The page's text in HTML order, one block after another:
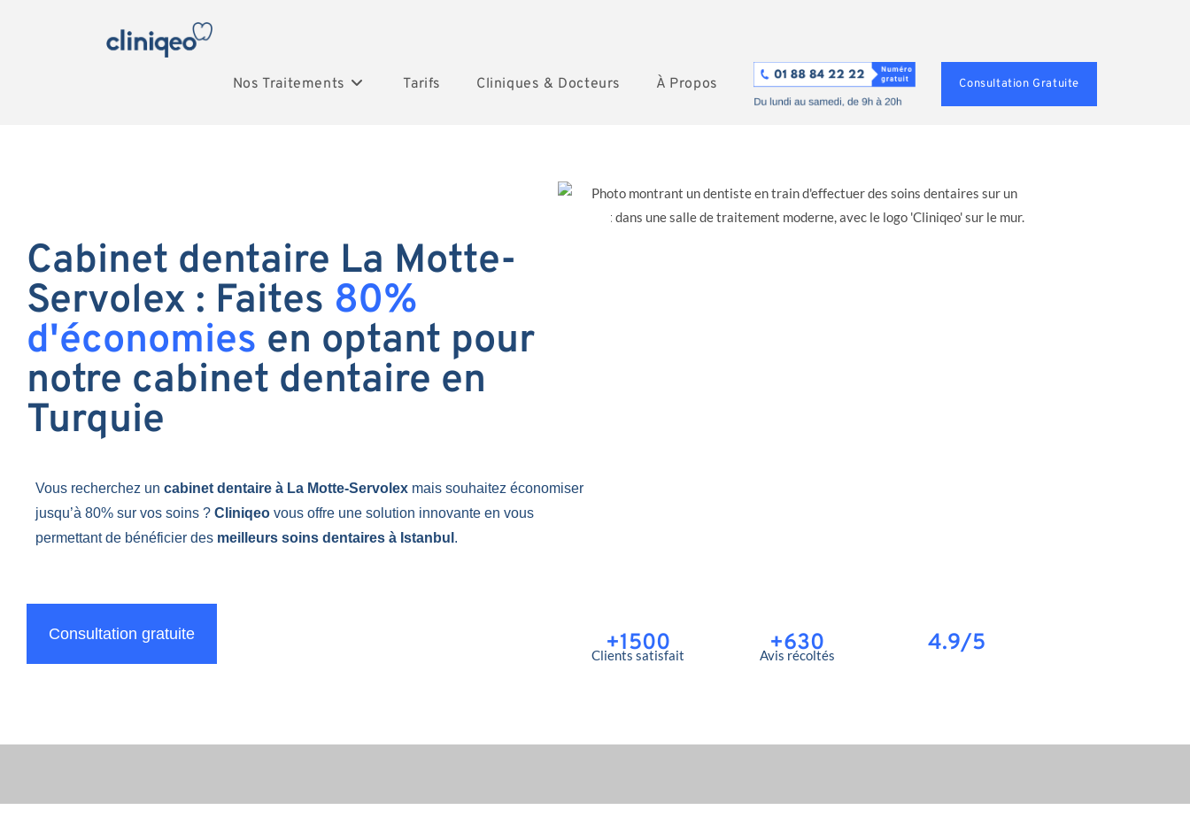
Nos Traitements Tarifs Cliniques & Docteurs À Propos Consultation Gratuite
Cabinet dentaire La Motte-
Servolex : Faites 80%
d'économies en optant pour
notre cabinet dentaire en
Turquie
Vous recherchez un cabinet dentaire à La Motte-Servolex mais souhaitez économiser
jusqu’à 80% sur vos soins ? Cliniqeo vous offre une solution innovante en vous
permettant de bénéficier des meilleurs soins dentaires à Istanbul .
Consultation gratuite +1500
Clients satisfait +630
Avis récoltés 4.9/5